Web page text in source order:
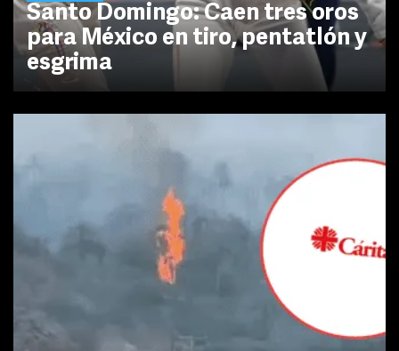
Santo Domingo: Caen tres oros
para México en tiro, pentatlón y
esgrima